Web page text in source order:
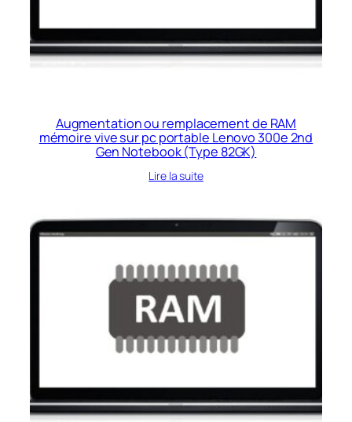
Augmentation ou remplacement de RAM
mémoire vive sur pc portable Lenovo 300e 2nd
Gen Notebook (Type 82GK)
Lire la suite